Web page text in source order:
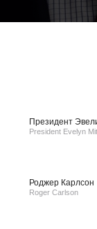
Президент
President Evelyn
Роджер Карлсон
Roger Carlson